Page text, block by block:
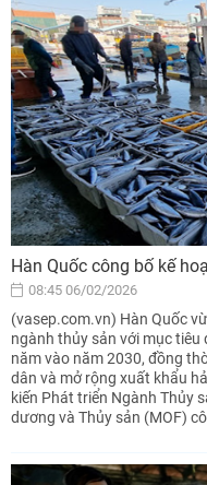
Hàn Quốc công bố kế
08:45 06/02/2026
(vasep.com.vn) Hàn Quốc
ngành thủy sản với mục
năm vào năm 2030, đồng
dân và mở rộng xuất khẩu
kiến Phát triển Ngành Thủy
dương và Thủy sản (MOF)